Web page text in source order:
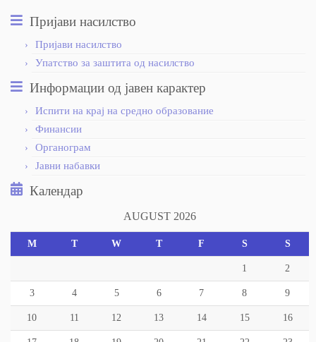
Пријави насилство
Пријави насилство
Упатство за заштита од насилство
Информации од јавен карактер
Испити на крај на средно образование
Финансии
Органограм
Јавни набавки
Календар
AUGUST 2026
M T W T F S S
1 2
3 4 5 6 7 8 9
10 11 12 13 14 15 16